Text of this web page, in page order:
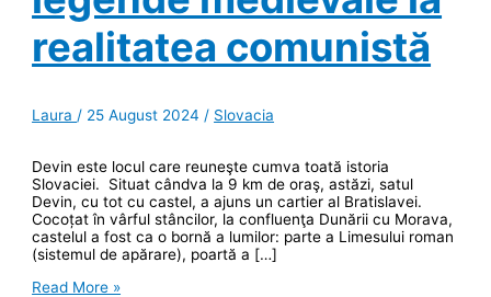
realitatea comunistă
Laura / 25 August 2024 / Slovacia
Devin este locul care reuneşte cumva toată istoria
Slovaciei. Situat cândva la 9 km de oraş, astăzi, satul
Devin, cu tot cu castel, a ajuns un cartier al Bratislavei.
Cocoțat în vârful stâncilor, la confluenţa Dunării cu Morava,
castelul a fost ca o bornă a lumilor: parte a Limesului roman
(sistemul de apărare), poartă a […]
Castelul
Read More »